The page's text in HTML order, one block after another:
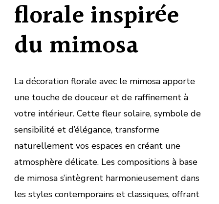
florale inspirée
du mimosa
La décoration florale avec le mimosa apporte
une touche de douceur et de raffinement à
votre intérieur. Cette fleur solaire, symbole de
sensibilité et d’élégance, transforme
naturellement vos espaces en créant une
atmosphère délicate. Les compositions à base
de mimosa s’intègrent harmonieusement dans
les styles contemporains et classiques, offrant